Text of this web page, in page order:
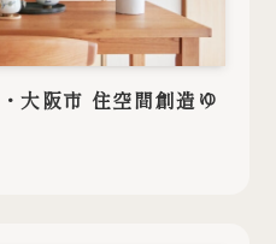
大阪市 住空間創造ゆ